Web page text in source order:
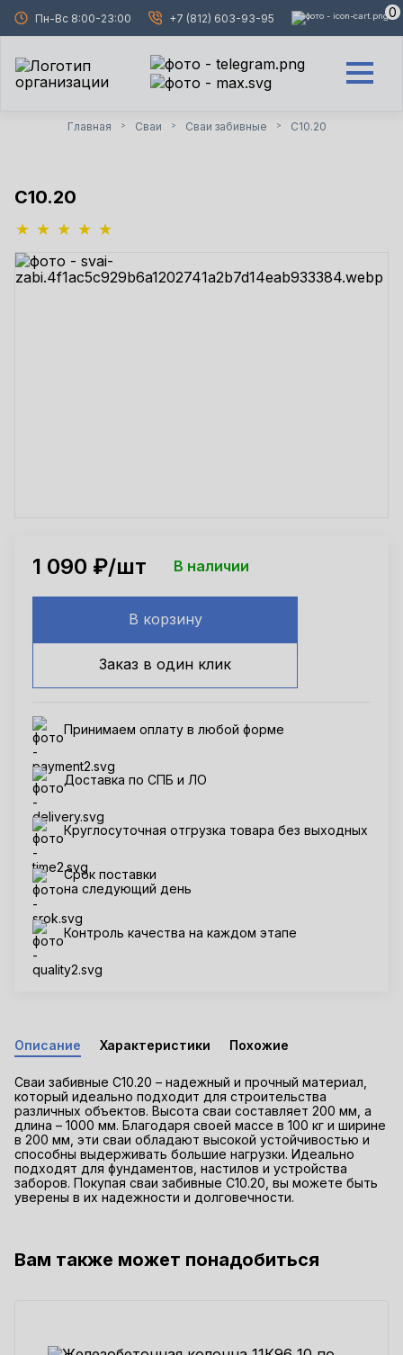
Пн-Вс 8:00-23:00 +7 (812) 603-93-95 0
Главная > Сваи > Сваи забивные > С10.20
С10.20
1 090 ₽/шт В наличии
В корзину
Заказ в один клик
Принимаем оплату в любой форме
Доставка по СПБ и ЛО
Круглосуточная отгрузка товара без выходных
Срок поставки
на следующий день
Контроль качества на каждом этапе
Описание Характеристики Похожие
Сваи забивные С10.20 – надежный и прочный материал,
который идеально подходит для строительства
различных объектов. Высота сваи составляет 200 мм, а
длина – 1000 мм. Благодаря своей массе в 100 кг и ширине
в 200 мм, эти сваи обладают высокой устойчивостью и
способны выдерживать большие нагрузки. Идеально
подходят для фундаментов, настилов и устройства
заборов. Покупая сваи забивные С10.20, вы можете быть
уверены в их надежности и долговечности.
Вам также может понадобиться